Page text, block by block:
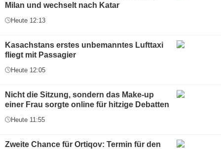
Milan und wechselt nach Katar
Heute 12:13
Kasachstans erstes unbemanntes Lufttaxi
fliegt mit Passagier
Heute 12:05
Nicht die Sitzung, sondern das Make-up
einer Frau sorgte online für hitzige Debatten
Heute 11:55
Zweite Chance für Ortiqov: Termin für den